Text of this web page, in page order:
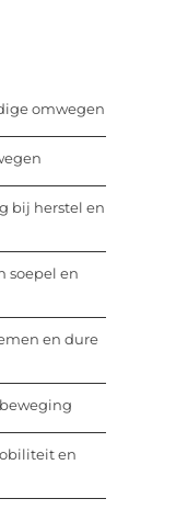
omwegen
bij herstel en
soepel en
en dure
en